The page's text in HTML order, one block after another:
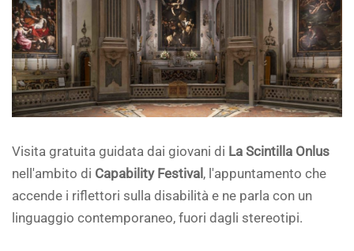
Visita gratuita guidata dai giovani di La Scintilla Onlus
nell'ambito di Capability Festival , l'appuntamento che
accende i riflettori sulla disabilità e ne parla con un
linguaggio contemporaneo, fuori dagli stereotipi.